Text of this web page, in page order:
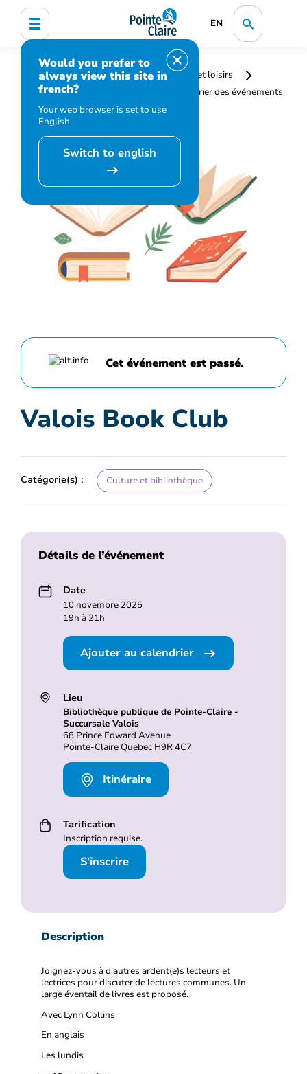
EN
Would you prefer to
always view this site in
french?
Your web browser is set to use
English.
Switch to english
Accueil
Bibliothèque, culture, sports et loisirs
Programmation et inscription
Calendrier des événements
et activités
Valois Book Club
Cet événement est passé.
Valois Book Club
Catégorie(s) : Culture et bibliothèque
Détails de l’événement
Date
10 novembre 2025
19h à 21h
Ajouter au calendrier
Lieu
Bibliothèque publique de Pointe-Claire -
Succursale Valois
68 Prince Edward Avenue
Pointe-Claire Quebec H9R 4C7
Itinéraire
Tarification
Inscription requise.
S'inscrire
Description
Joignez-vous à d’autres ardent(e)s lecteurs et
lectrices pour discuter de lectures communes. Un
large éventail de livres est proposé.
Avec Lynn Collins
En anglais
Les lundis